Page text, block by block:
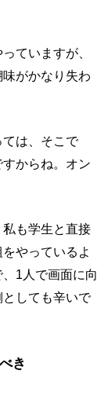
ていますが、
がかなり失わ
は、そこで
すからね。オン
も学生と直接
やっているよ
1人で画面に向
しても辛いで
き